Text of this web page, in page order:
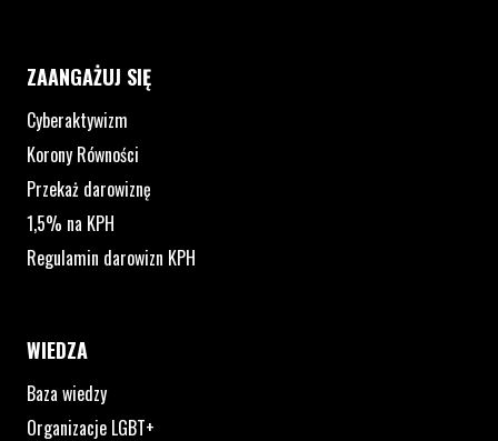
ZAANGAŻUJ SIĘ
Cyberaktywizm
Korony Równości
Przekaż darowiznę
1,5% na KPH
Regulamin darowizn KPH
WIEDZA
Baza wiedzy
Organizacje LGBT+